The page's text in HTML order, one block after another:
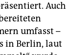
Auch
umfasst –
in Berlin, laut